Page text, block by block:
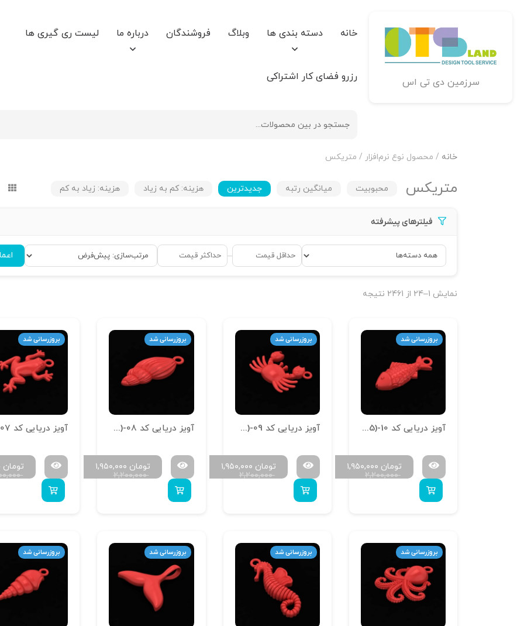
سرزمین دی تی اس
خانه دسته بندی ها وبلاگ فروشندگان درباره ما لیست ری گیری ها
رزرو فضای کار اشتراکی
خانه / محصول نوع نرم‌افزار / متریکس
متریکس محبوبیت میانگین رتبه جدیدترین هزینه: کم به زیاد هزینه: زیاد به کم
فیلترهای پیشرفته
–
نمایش 1–24 از 2461 نتیجه
بروزرسانی شد
آویز دریایی کد A-Daryaei(1.5)-10
۲,۲۰۰,۰۰۰
۱,۹۵۰,۰۰۰ تومان
بروزرسانی شد
آویز دریایی کد A-Daryaei (1.5)-09
۲,۲۰۰,۰۰۰
۱,۹۵۰,۰۰۰ تومان
بروزرسانی شد
آویز دریایی کد A-Daryaei (1.5)-08
۲,۲۰۰,۰۰۰
۱,۹۵۰,۰۰۰ تومان
بروزرسانی شد
تومان
بروزرسانی شد بروزرسانی شد بروزرسانی شد بروزرسانی شد